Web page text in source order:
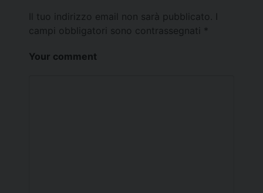
Il tuo indirizzo email non sarà pubblicato.
campi obbligatori sono contrassegnati *
Your comment